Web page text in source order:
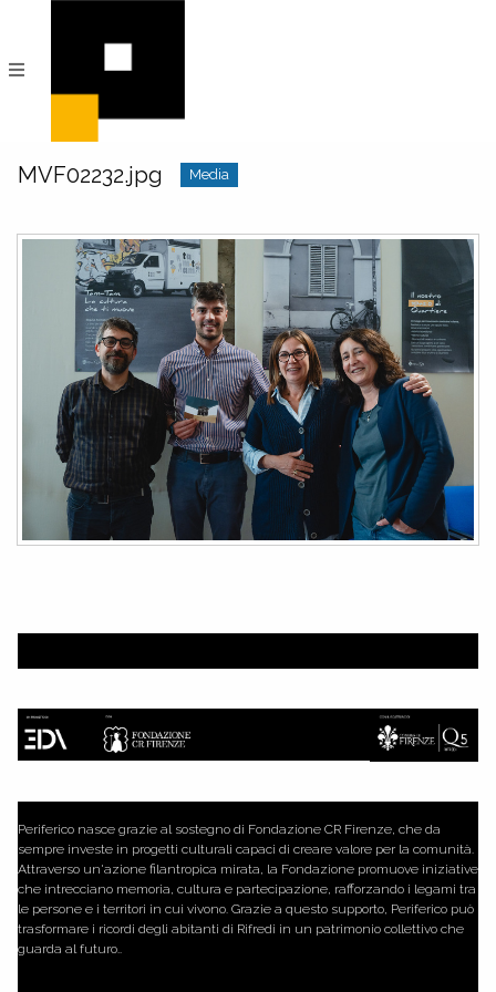
Comunità
MVF02232.jpg Media
Periferico nasce grazie al sostegno di Fondazione CR Firenze, che da
sempre investe in progetti culturali capaci di creare valore per la comunità.
Attraverso un'azione filantropica mirata, la Fondazione promuove iniziative
che intrecciano memoria, cultura e partecipazione, rafforzando i legami tra
le persone e i territori in cui vivono. Grazie a questo supporto, Periferico può
trasformare i ricordi degli abitanti di Rifredi in un patrimonio collettivo che
guarda al futuro..